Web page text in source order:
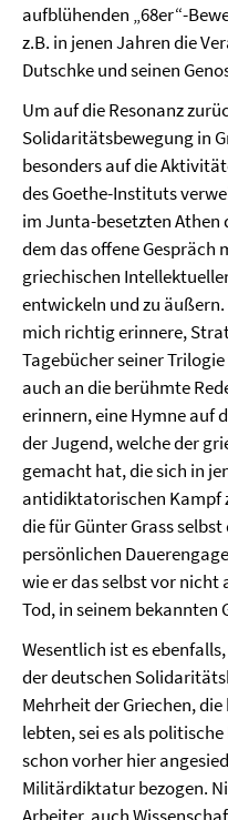
aufblühenden „68er“-
z.B. in jenen Jahren die
Dutschke und seinen
Um auf die Resonanz
Solidaritätsbewegung in
besonders auf die
des Goethe-Instituts
im Junta-besetzten Athen
dem das offene Gespräch
griechischen
entwickeln und zu
mich richtig erinnere,
Tagebücher seiner
auch an die berühmte
erinnern, eine Hymne auf
der Jugend, welche der
gemacht hat, die sich in
antidiktatorischen Kampf
die für Günter Grass
persönlichen
wie er das selbst vor nicht
Tod, in seinem bekannten
Wesentlich ist es
der deutschen
Mehrheit der Griechen,
lebten, sei es als
schon vorher hier
Militärdiktatur bezogen.